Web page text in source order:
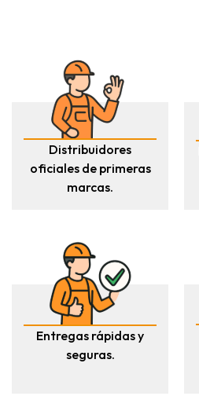
Distribuidores
oficiales de primeras
marcas.
Entregas rápidas y
seguras.